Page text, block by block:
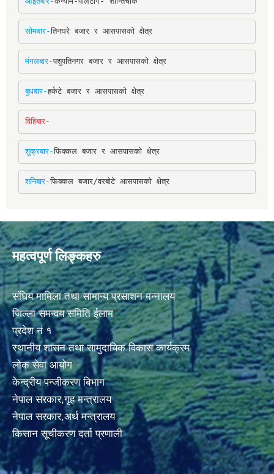
सोमबार-तिनघरे बजार र आसपासको क्षेत्र
मंगलबार-पशुपतिनगर बजार र आसपासको क्षेत्र
बुधबार-हर्कटे बजार र आसपासको क्षेत्र
विहिबार-
शुक्रबार-फिक्कल बजार र आसपासको क्षेत्र
शनिबार-फिक्कल बजार/वरबोटे आसपासको क्षेत्र
महत्वपूर्ण लिङ्कहरु
संघिय मामिला तथा सामान्य प्रसाशन मन्नालय
जिल्ला समन्वय समिति ईलाम
प्रदेश नं १
स्थानीय शासन तथा सामुदायिक विकास कार्यक्रम
लोक सेवा आयोग
केन्द्रीय पन्जीकरण बिभाग
नेपाल सरकार,गृह मन्त्रालय
नेपाल सरकार,अर्थ मन्त्रालय
किसान सूचीकरण दर्ता प्रणाली